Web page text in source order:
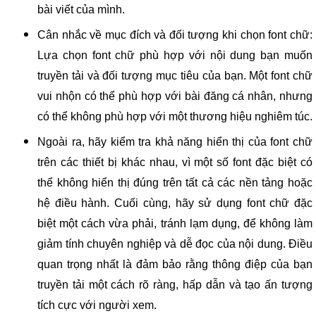
bài viết của mình.
Cân nhắc về mục đích và đối tượng khi chọn font chữ:
Lựa chọn font chữ phù hợp với nội dung bạn muốn
truyền tải và đối tượng mục tiêu của bạn. Một font chữ
vui nhộn có thể phù hợp với bài đăng cá nhân, nhưng
có thể không phù hợp với một thương hiệu nghiêm túc.
Ngoài ra, hãy kiểm tra khả năng hiển thị của font chữ
trên các thiết bị khác nhau, vì một số font đặc biệt có
thể không hiển thị đúng trên tất cả các nền tảng hoặc
hệ điều hành. Cuối cùng, hãy sử dụng font chữ đặc
biệt một cách vừa phải, tránh lạm dụng, để không làm
giảm tính chuyên nghiệp và dễ đọc của nội dung. Điều
quan trọng nhất là đảm bảo rằng thông điệp của bạn
truyền tải một cách rõ ràng, hấp dẫn và tạo ấn tượng
tích cực với người xem.